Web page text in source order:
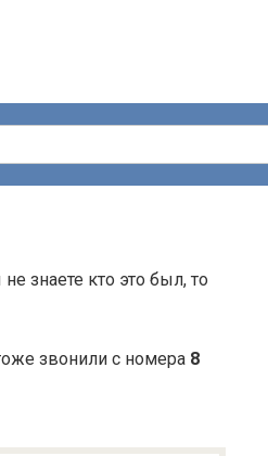
знаете кто это был, то
звонили с номера 8